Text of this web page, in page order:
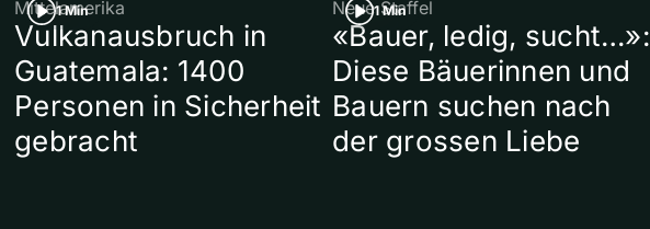
1 Min
Mittelamerika
Vulkanausbruch in
Guatemala: 1400
Personen in Sicherheit
gebracht
1 Min
Neue Staffel
«Bauer, ledig, sucht…»:
Diese Bäuerinnen und
Bauern suchen nach
der grossen Liebe